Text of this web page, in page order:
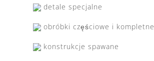
detale specjalne
obróbki częściowe i kompletne
konstrukcje spawane